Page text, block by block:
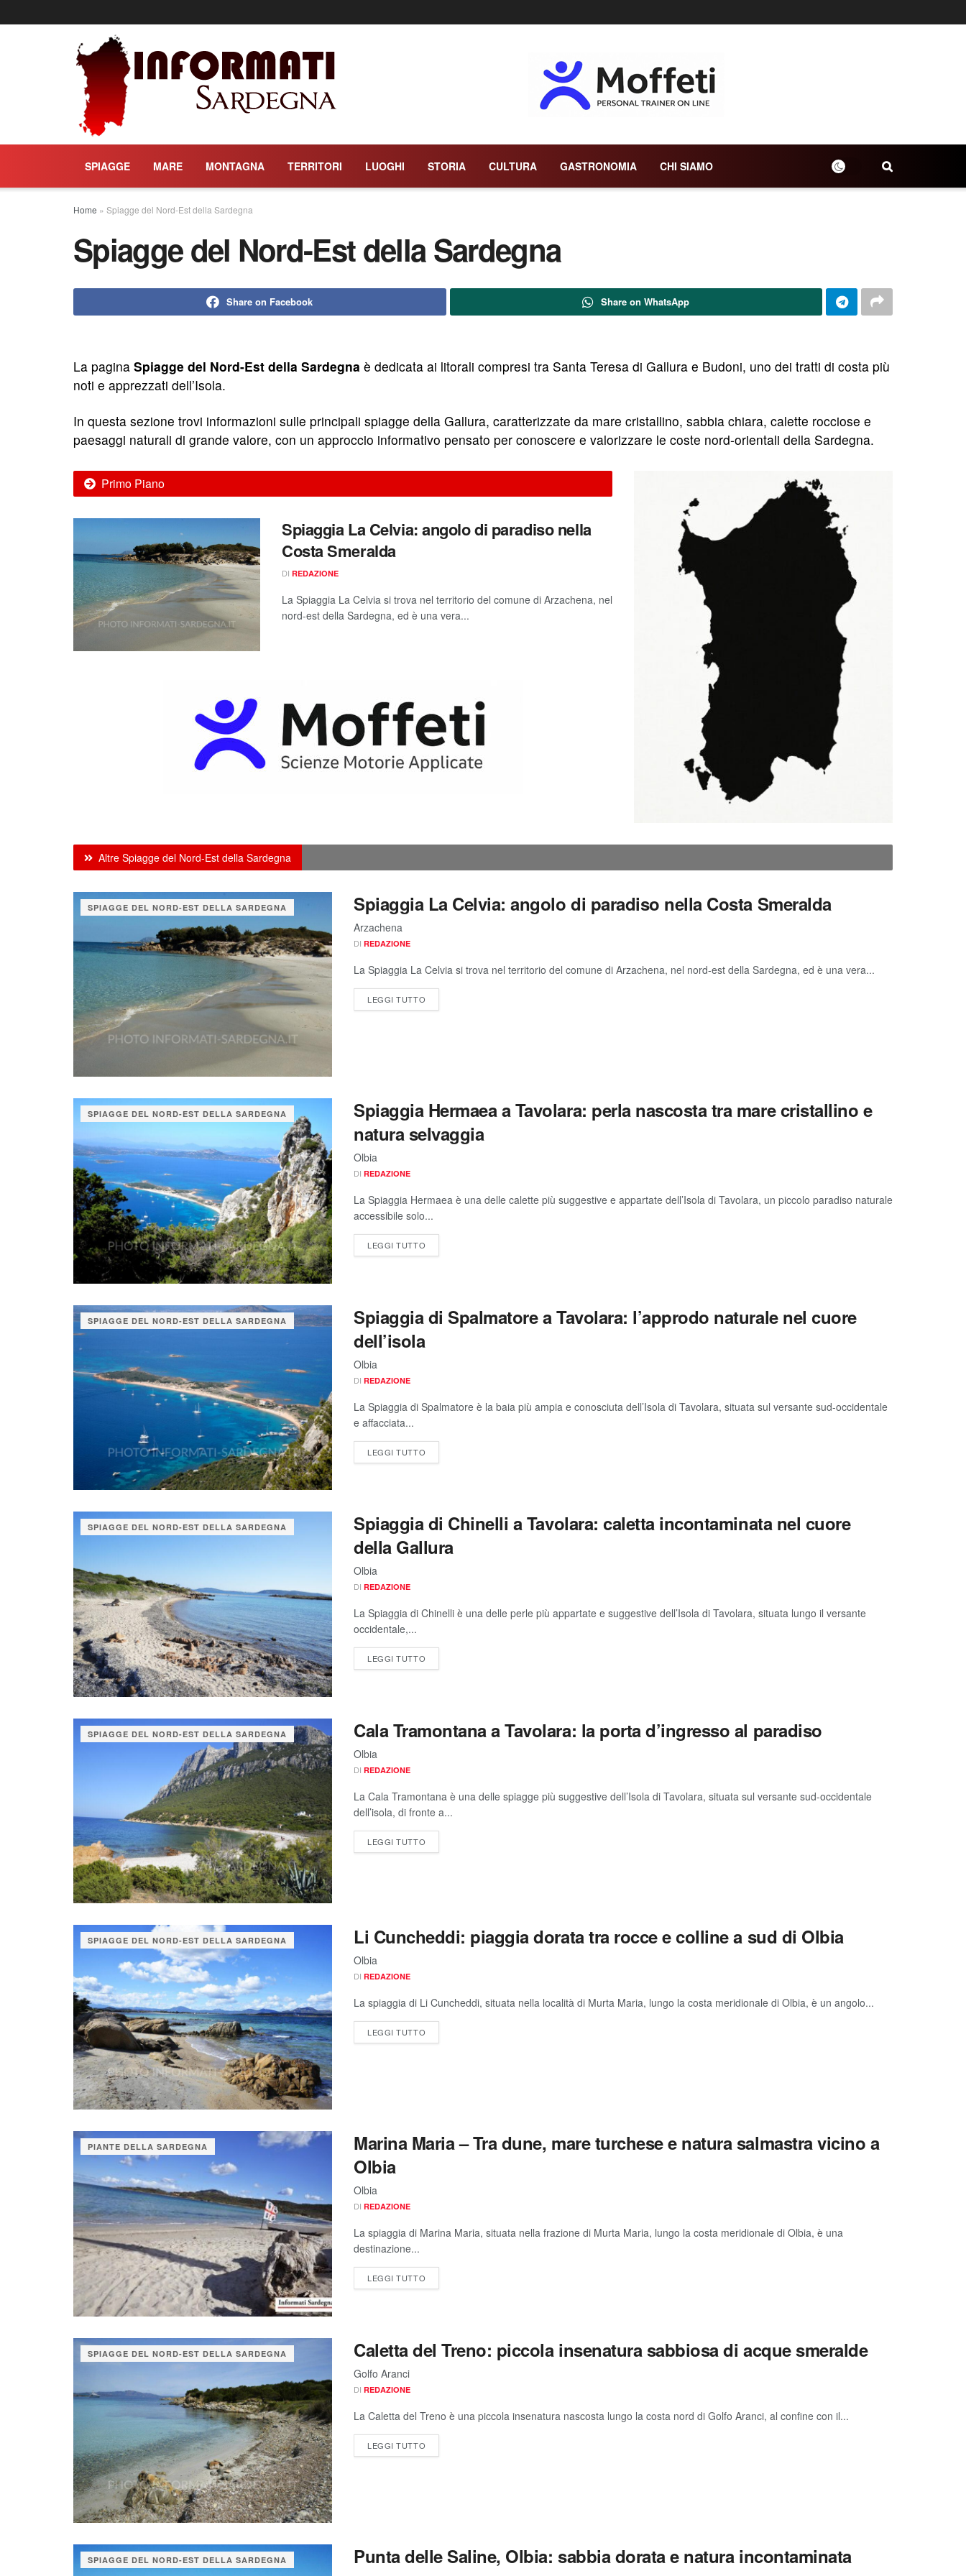
SPIAGGE MARE MONTAGNA TERRITORI LUOGHI STORIA CULTURA GASTRONOMIA CHI SIAMO
Home » Spiagge del Nord-Est della Sardegna
Spiagge del Nord-Est della Sardegna
Share on Facebook Share on WhatsApp
La pagina Spiagge del Nord-Est della Sardegna è dedicata ai litorali compresi tra Santa Teresa di Gallura e Budoni, uno dei tratti di costa più
noti e apprezzati dell’Isola.
In questa sezione trovi informazioni sulle principali spiagge della Gallura, caratterizzate da mare cristallino, sabbia chiara, calette rocciose e
paesaggi naturali di grande valore, con un approccio informativo pensato per conoscere e valorizzare le coste nord-orientali della Sardegna.
Primo Piano
Spiaggia La Celvia: angolo di paradiso nella
Costa Smeralda
DI REDAZIONE
La Spiaggia La Celvia si trova nel territorio del comune di Arzachena, nel
nord-est della Sardegna, ed è una vera...
Altre Spiagge del Nord-Est della Sardegna
SPIAGGE DEL NORD-EST DELLA SARDEGNA Spiaggia La Celvia: angolo di paradiso nella Costa Smeralda
Arzachena
DI REDAZIONE
La Spiaggia La Celvia si trova nel territorio del comune di Arzachena, nel nord-est della Sardegna, ed è una vera...
LEGGI TUTTO
SPIAGGE DEL NORD-EST DELLA SARDEGNA
Spiaggia Hermaea a Tavolara: perla nascosta tra mare cristallino e
natura selvaggia
Olbia
DI REDAZIONE
La Spiaggia Hermaea è una delle calette più suggestive e appartate dell’Isola di Tavolara, un piccolo paradiso naturale
accessibile solo...
LEGGI TUTTO
SPIAGGE DEL NORD-EST DELLA SARDEGNA
Spiaggia di Spalmatore a Tavolara: l’approdo naturale nel cuore
dell’isola
Olbia
DI REDAZIONE
La Spiaggia di Spalmatore è la baia più ampia e conosciuta dell’Isola di Tavolara, situata sul versante sud-occidentale
e affacciata...
LEGGI TUTTO
SPIAGGE DEL NORD-EST DELLA SARDEGNA
Spiaggia di Chinelli a Tavolara: caletta incontaminata nel cuore
della Gallura
Olbia
DI REDAZIONE
La Spiaggia di Chinelli è una delle perle più appartate e suggestive dell’Isola di Tavolara, situata lungo il versante
occidentale,...
LEGGI TUTTO
SPIAGGE DEL NORD-EST DELLA SARDEGNA Cala Tramontana a Tavolara: la porta d’ingresso al paradiso
Olbia
DI REDAZIONE
La Cala Tramontana è una delle spiagge più suggestive dell’Isola di Tavolara, situata sul versante sud-occidentale
dell’isola, di fronte a...
LEGGI TUTTO
SPIAGGE DEL NORD-EST DELLA SARDEGNA Li Cuncheddi: piaggia dorata tra rocce e colline a sud di Olbia
Olbia
DI REDAZIONE
La spiaggia di Li Cuncheddi, situata nella località di Murta Maria, lungo la costa meridionale di Olbia, è un angolo...
LEGGI TUTTO
PIANTE DELLA SARDEGNA
Marina Maria – Tra dune, mare turchese e natura salmastra vicino a
Olbia
Olbia
DI REDAZIONE
La spiaggia di Marina Maria, situata nella frazione di Murta Maria, lungo la costa meridionale di Olbia, è una
destinazione...
LEGGI TUTTO
SPIAGGE DEL NORD-EST DELLA SARDEGNA Caletta del Treno: piccola insenatura sabbiosa di acque smeralde
Golfo Aranci
DI REDAZIONE
La Caletta del Treno è una piccola insenatura nascosta lungo la costa nord di Golfo Aranci, al confine con il...
LEGGI TUTTO
SPIAGGE DEL NORD-EST DELLA SARDEGNA Punta delle Saline, Olbia: sabbia dorata e natura incontaminata